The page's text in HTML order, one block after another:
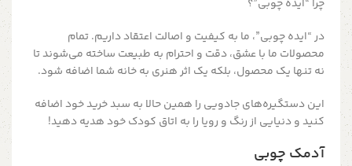
چرا “ایده چوبی”؟
در “ایده چوبی”، ما به کیفیت و اصالت اعتقاد داریم. تمام
محصولات ما با عشق، دقت و احترام به طبیعت ساخته می‌شوند تا
نه تنها یک محصول، بلکه یک اثر هنری به خانه شما اضافه شود.
این دستگیره‌های جادویی را همین حالا به سبد خرید خود اضافه
کنید و دنیایی از رنگ و رویا را به اتاق کودک خود هدیه دهید!
آدمک چوبی